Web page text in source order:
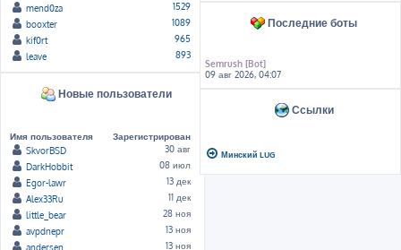
mend0za
1529
booxter
1089
kif0rt
965
leave
893
Новые пользователи
Имя пользователя
Зарегистрирован
SkvorBSD
30 авг
DarkHobbit
08 июл
Egor-lawr
13 дек
Alex33Ru
11 дек
little_bear
28 ноя
avpdnepr
13 ноя
andersen
13 ноя
Последние боты
Semrush [Bot]
09 авг 2026, 04:07
Ссылки
Минский LUG